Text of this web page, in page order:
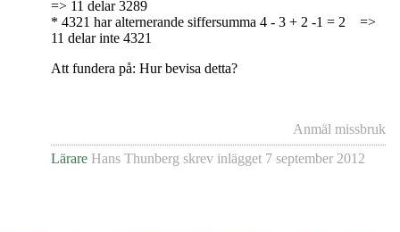
=> 11 delar 3289
* 4321 har alternerande siffersumma 4 - 3 + 2 -1 = 2 =>
11 delar inte 4321
Att fundera på: Hur bevisa detta?
Anmäl missbruk
Lärare Hans Thunberg skrev inlägget 7 september 2012